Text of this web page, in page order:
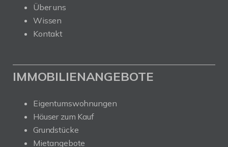
Über uns
Wissen
Kontakt
IMMOBILIENANGEBOTE
Eigentumswohnungen
Häuser zum Kauf
Grundstücke
Mietangebote